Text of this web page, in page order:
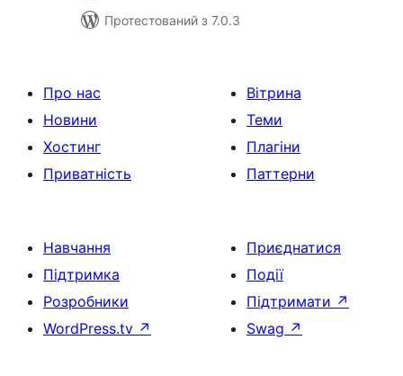
Протестований з 7.0.3
Про нас
Новини
Хостинг
Приватність
Вітрина
Теми
Плагіни
Паттерни
Навчання
Підтримка
Розробники
WordPress.tv ↗
Приєднатися
Події
Підтримати ↗
Swag ↗